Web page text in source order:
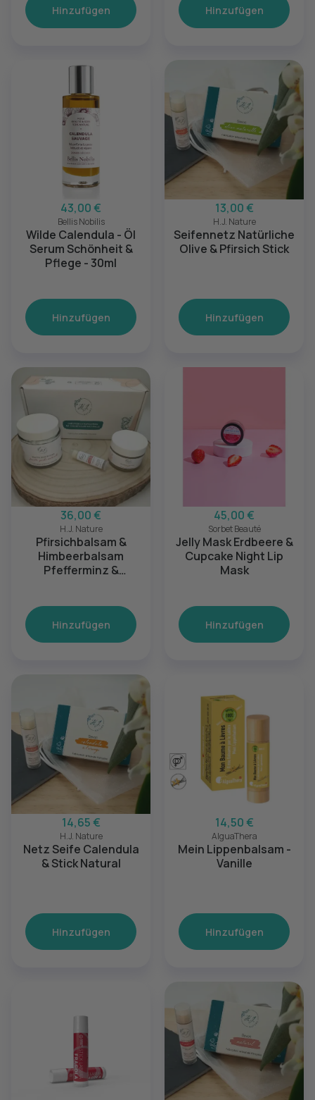
Hinzufügen Hinzufügen
43,00 €
Bellis Nobilis
Wilde Calendula - Öl
Serum Schönheit &
Pflege - 30ml
Hinzufügen
13,00 €
H.J. Nature
Seifennetz Natürliche
Olive & Pfirsich Stick
Hinzufügen
36,00 €
H.J. Nature
Pfirsichbalsam &
Himbeerbalsam
Pfefferminz &
Hinzufügen
45,00 €
Sorbet Beauté
Jelly Mask Erdbeere &
Cupcake Night Lip
Mask
Hinzufügen
14,65 €
H.J. Nature
Netz Seife Calendula
& Stick Natural
Hinzufügen
14,50 €
AlguaThera
Mein Lippenbalsam -
Vanille
Hinzufügen